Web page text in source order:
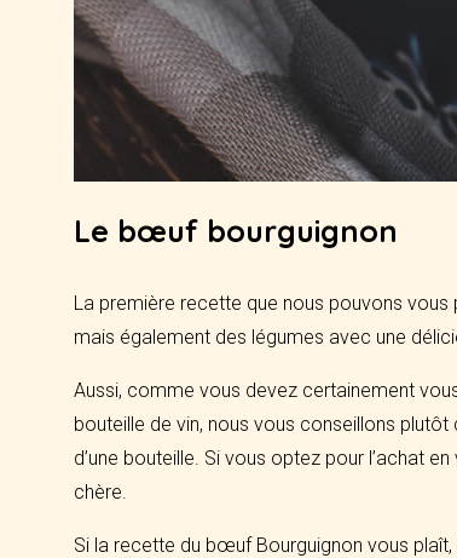
Le bœuf bourguignon
La première recette que nous pouvons
mais également des légumes avec une
Aussi, comme vous devez certainement
bouteille de vin, nous vous conseillons plutôt
d’une bouteille. Si vous optez pour l’achat
chère.
Si la recette du bœuf Bourguignon vous